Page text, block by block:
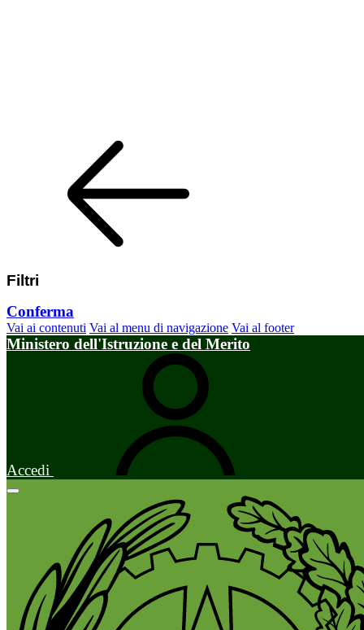
Filtri
Conferma
Vai ai contenuti Vai al menu di navigazione Vai al footer
Ministero dell'Istruzione e del Merito
Accedi